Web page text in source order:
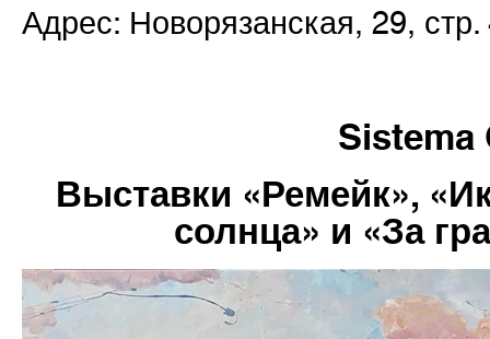
Адрес: Новорязанская, 29, стр.
Sistema
Выставки «Ремейк»,
солнца» и «За